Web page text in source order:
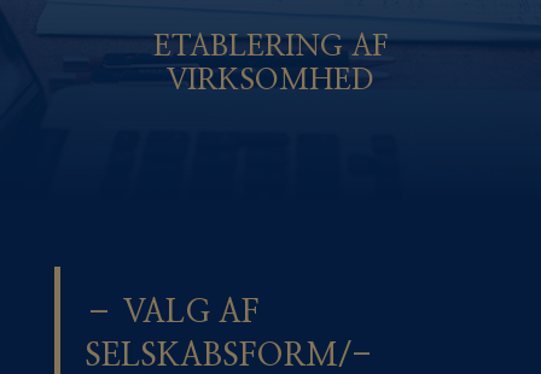
ETABLERING AF
VIRKSOMHED
– VALG AF
SELSKABSFORM/­